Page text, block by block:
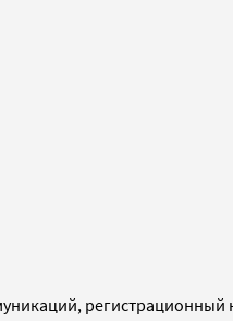
регистрационный